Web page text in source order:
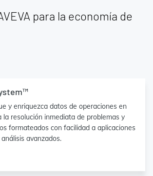
para la economía de
y enriquezca datos de operaciones en
la resolución inmediata de problemas y
formateados con facilidad a aplicaciones
avanzados.